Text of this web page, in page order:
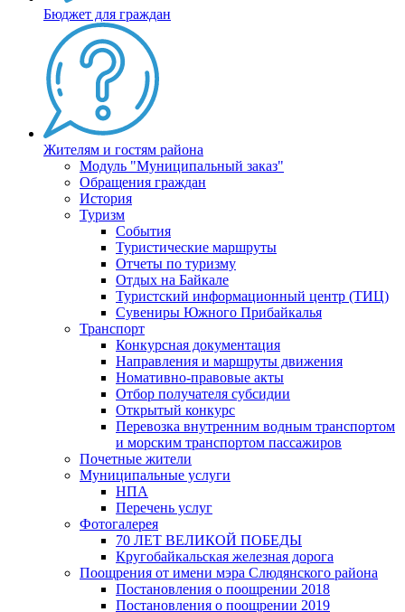
Бюджет для граждан
Жителям и гостям района
Модуль "Муниципальный заказ"
Обращения граждан
История
Туризм
События
Туристические маршруты
Отчеты по туризму
Отдых на Байкале
Туристский информационный центр (ТИЦ)
Сувениры Южного Прибайкалья
Транспорт
Конкурсная документация
Направления и маршруты движения
Номативно-правовые акты
Отбор получателя субсидии
Открытый конкурс
Перевозка внутренним водным транспортом
и морским транспортом пассажиров
Почетные жители
Муниципальные услуги
НПА
Перечень услуг
Фотогалерея
70 ЛЕТ ВЕЛИКОЙ ПОБЕДЫ
Кругобайкальская железная дорога
Поощрения от имени мэра Слюдянского района
Постановления о поощрении 2018
Постановления о поощрении 2019